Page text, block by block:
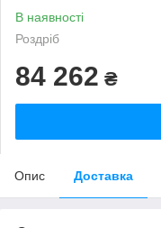
В наявності
Роздріб
84 262 ₴
Опис Доставка